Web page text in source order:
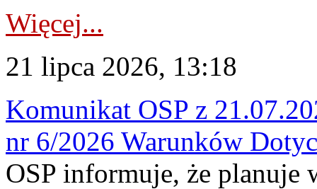
Więcej...
21 lipca 2026, 13:18
Komunikat OSP z
nr 6/2026 Warunków
OSP informuje, że planuje